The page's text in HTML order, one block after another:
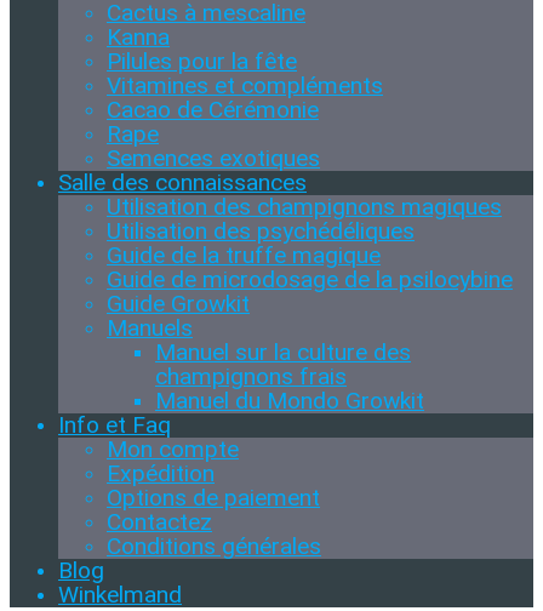
Cactus à mescaline
Kanna
Pilules pour la fête
Vitamines et compléments
Cacao de Cérémonie
Rape
Semences exotiques
Salle des connaissances
Utilisation des champignons magiques
Utilisation des psychédéliques
Guide de la truffe magique
Guide de microdosage de la psilocybine
Guide Growkit
Manuels
Manuel sur la culture des
champignons frais
Manuel du Mondo Growkit
Info et Faq
Mon compte
Expédition
Options de paiement
Contactez
Conditions générales
Blog
Winkelmand